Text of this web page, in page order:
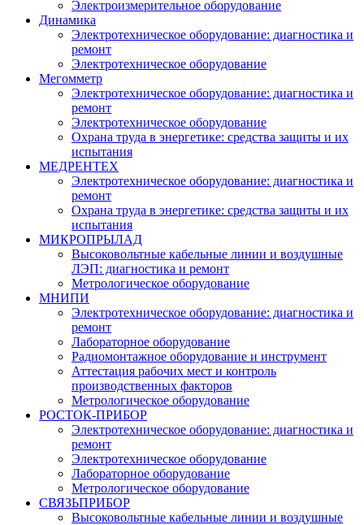
Электроизмерительное оборудование
Динамика
Электротехническое оборудование: диагностика и
ремонт
Электротехническое оборудование
Мегомметр
Электротехническое оборудование: диагностика и
ремонт
Электротехническое оборудование
Охрана труда в энергетике: средства защиты и их
испытания
МЕДРЕНТЕХ
Электротехническое оборудование: диагностика и
ремонт
Охрана труда в энергетике: средства защиты и их
испытания
МИКРОПРЫЛАД
Высоковольтные кабельные линии и воздушные
ЛЭП: диагностика и ремонт
Метрологическое оборудование
МНИПИ
Электротехническое оборудование: диагностика и
ремонт
Лабораторное оборудование
Радиомонтажное оборудование и инструмент
Аттестация рабочих мест и контроль
производственных факторов
Метрологическое оборудование
РОСТОК-ПРИБОР
Электротехническое оборудование: диагностика и
ремонт
Электротехническое оборудование
Лабораторное оборудование
Метрологическое оборудование
СВЯЗЬПРИБОР
Высоковольтные кабельные линии и воздушные